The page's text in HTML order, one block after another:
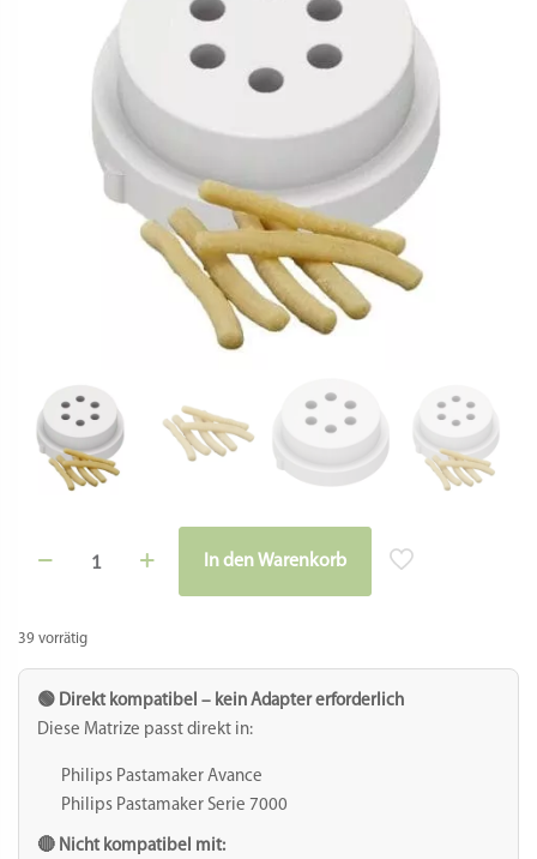
39 vorrätig
POM
Ø
mm
Philips
Avance
7000er
Menge
In den Warenkorb
🟢 Direkt kompatibel – kein Adapter erforderlich
Diese Matrize passt direkt in:
Philips Pastamaker Avance
Philips Pastamaker Serie 7000
🔴 Nicht kompatibel mit: